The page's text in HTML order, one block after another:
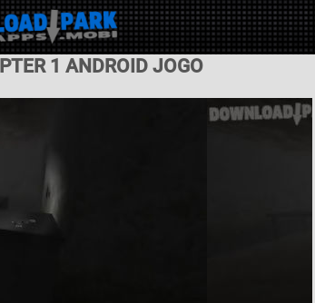
1 ANDROID JOGO